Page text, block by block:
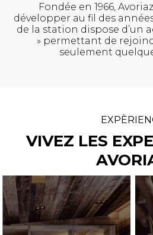
Fondée en 1966,
développer au fil des
de la station dispose d’un
» permettant de
seulement
VIVEZ LES